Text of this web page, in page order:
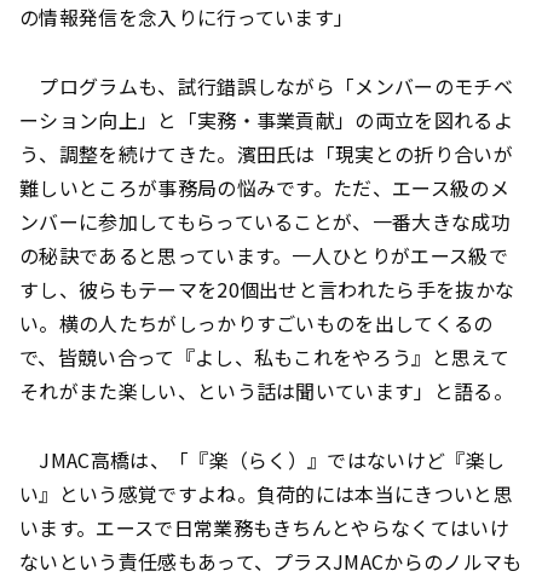
の情報発信を念入りに行っています」
プログラムも、試行錯誤しながら「メンバーのモチベ
ーション向上」と「実務・事業貢献」の両立を図れるよ
う、調整を続けてきた。濱田氏は「現実との折り合いが
難しいところが事務局の悩みです。ただ、エース級のメ
ンバーに参加してもらっていることが、一番大きな成功
の秘訣であると思っています。一人ひとりがエース級で
すし、彼らもテーマを20個出せと言われたら手を抜かな
い。横の人たちがしっかりすごいものを出してくるの
で、皆競い合って『よし、私もこれをやろう』と思えて
それがまた楽しい、という話は聞いています」と語る。
JMAC高橋は、「『楽（らく）』ではないけど『楽し
い』という感覚ですよね。負荷的には本当にきついと思
います。エースで日常業務もきちんとやらなくてはいけ
ないという責任感もあって、プラスJMACからのノルマも